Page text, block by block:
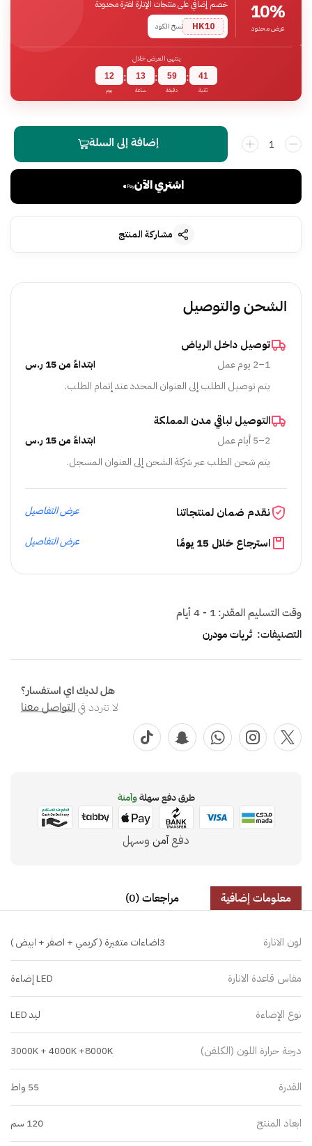
10%
عرض محدود
خصم إضافي على منتجات الإنارة لفترة محدودة
HK10
نسخ الكود
ينتهي العرض خلال
12
يوم
: 13
ساعة
: 59
دقيقة
: 40
ثانية
إضافة إلى السلة
اشتري الآن
مشاركة المنتج
الشحن والتوصيل
توصيل داخل الرياض
1–2 يوم عمل
ابتداءً من 15 ر.س
يتم توصيل الطلب إلى العنوان المحدد عند إتمام الطلب.
التوصيل لباقي مدن المملكة
2–5 أيام عمل
ابتداءً من 15 ر.س
يتم شحن الطلب عبر شركة الشحن إلى العنوان المسجل.
نقدم ضمان لمنتجاتنا عرض التفاصيل
استرجاع خلال 15 يومًا عرض التفاصيل
وقت التسليم المقدر:1 - 4 أيام
التصنيفات: ثريات مودرن
هل لديك اي استفسار؟
لا تتردد فيالتواصل معنا
طرق دفع سهلةوآمنة
دفعآمن وسهل
معلومات إضافية مراجعات (0)
لون الانارة 3اضاءات متغيرة ( كريمي + اصفر + ابيض )
مقاس قاعدة الانارة LED إضاءة
نوع الإضاءة ليد LED
درجة حرارة اللون (الكلفن) 3000K + 4000K +8000K
القدرة 55 واط
ابعاد المنتج 120 سم